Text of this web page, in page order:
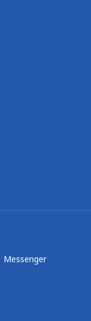
Messenger